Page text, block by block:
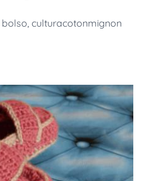
bolso, culturacotonmignon